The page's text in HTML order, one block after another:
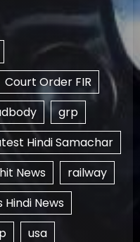
Court Order FIR
grp
Hindi Samachar
News
railway
Hindi News
usa